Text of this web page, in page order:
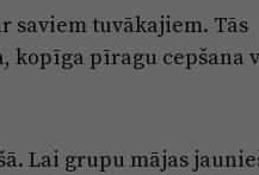
saviem tuvākajiem. Tās
kopīga pīragu cepšana
Lai grupu mājas